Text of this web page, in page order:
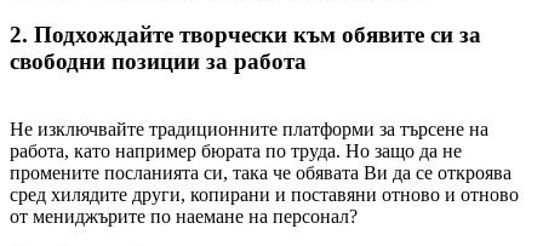
2. Подхождайте творчески към обявите си за
свободни позиции за работа
Не изключвайте традиционните платформи за търсене на
работа, като например бюрата по труда. Но защо да не
промените посланията си, така че обявата Ви да се откроява
сред хилядите други, копирани и поставяни отново и отново
от мениджърите по наемане на персонал?